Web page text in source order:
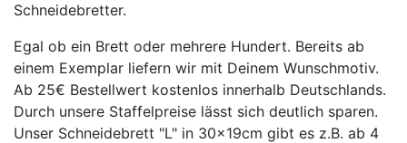
Schneidebretter.
Egal ob ein Brett oder mehrere Hundert. Bereits ab
einem Exemplar liefern wir mit Deinem Wunschmotiv.
Ab 25€ Bestellwert kostenlos innerhalb Deutschlands.
Durch unsere Staffelpreise lässt sich deutlich sparen.
Unser Schneidebrett "L" in 30x19cm gibt es z.B. ab 4